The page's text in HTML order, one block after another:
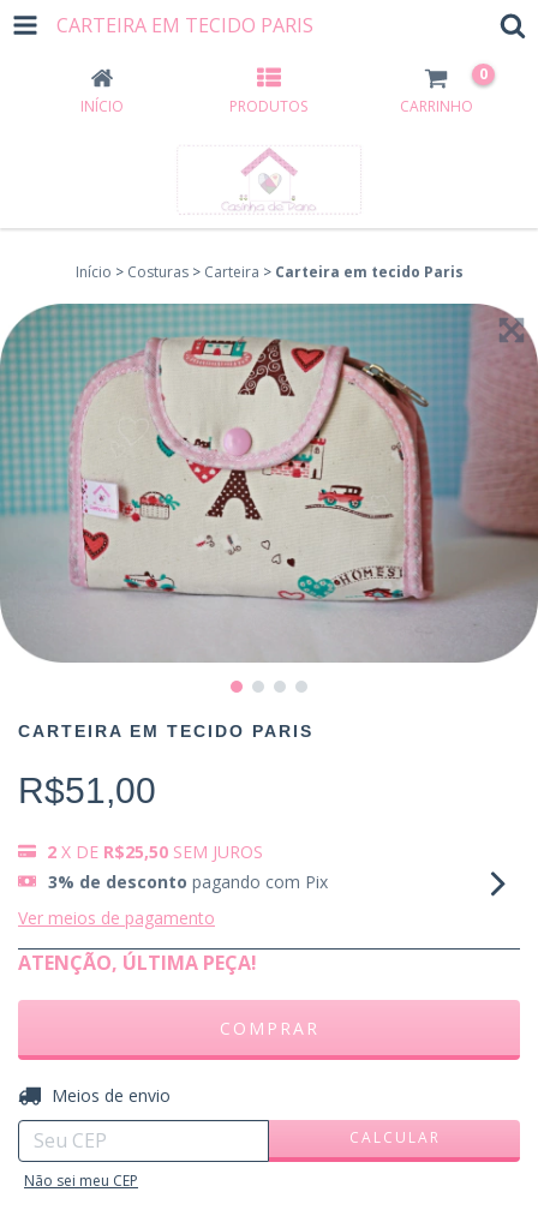
CARTEIRA EM TECIDO PARIS
INÍCIO PRODUTOS CARRINHO
0
Início > Costuras > Carteira > Carteira em tecido Paris
CARTEIRA EM TECIDO PARIS
R$51,00
2 X DE R$25,50 SEM JUROS
3% de desconto pagando com Pix
Ver meios de pagamento
ATENÇÃO, ÚLTIMA PEÇA!
Entregas para o CEP:
Meios de envio
CALCULAR
Não sei meu CEP